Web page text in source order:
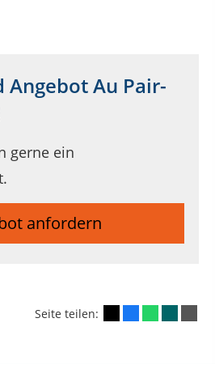
Angebot Au Pair-
gerne ein
anfordern
Seite teilen: